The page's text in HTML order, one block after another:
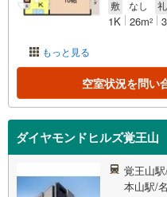
もっと見る
敷 なし 礼
1K 26m2
空室状況を問い
ダイヤモンドヒルズ覚王山
覚王山
本山駅/